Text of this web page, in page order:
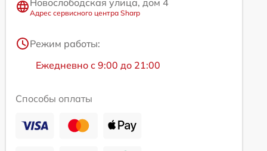
Адрес сервисного центра Sharp
Режим работы:
Ежедневно с 9:00 до 21:00
Способы оплаты